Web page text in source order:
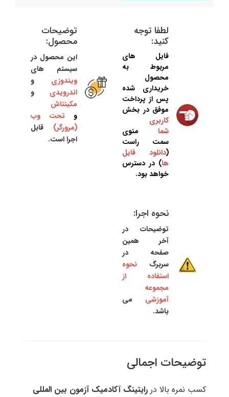
لطفا توجه
کنید:
فایل های
مربوط به
محصول
خریداری شده
پس از پرداخت
موفق در بخش
کاربری
شما منوی
سمت راست
(دانلود فایل
ها) در دسترس
خواهد بود.
توضیحات
محصول:
این محصول در
سیستم های
ویندوزی و
اندرویدی و
مکینتاش
و تحت وب
(مرورگر) قابل
اجرا است.
نحوه اجرا:
توضیحات در
آخر همین
صفحه در
سربرگ نحوه
استفاده از
مجموعه
آموزشی می
باشد.
توضیحات اجمالی
کسب نمره بالا در رایتینگ آکادمیکآزمون بین المللی